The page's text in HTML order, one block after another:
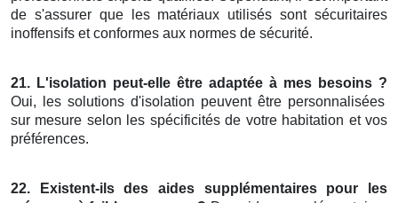
de s'assurer que les matériaux utilisés sont sécuritaires
inoffensifs et conformes aux normes de sécurité.
21. L'isolation peut-elle être adaptée à mes besoins ?
Oui, les solutions d'isolation peuvent être personnalisées
sur mesure selon les spécificités de votre habitation et vos
préférences.
22. Existent-ils des aides supplémentaires pour les